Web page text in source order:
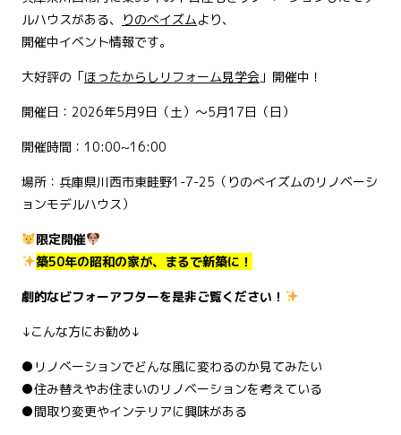
ルハウスがある、
りのべイズムより、
開催中イベント情報です。
大好評の「ほったからしリフォーム見学会 」開催中！
開催日：2026年5月9日（土）～5月17日（日）
開催時間：10:00~16:00
場所：兵庫県川西市東畦野1-7-25（りのべイズムのリノベーシ
ョンモデルハウス）
限定開催
築50年の昭和の家が、まるで新築に！
劇的なビフォーアフターを是非ご覧ください！
↓こんな方にお勧め↓
●リノベーションでどんな風に変わるのか見てみたい
●住み替えやお住まいのリノベーションを考えている
●間取り変更やインテリアに興味がある